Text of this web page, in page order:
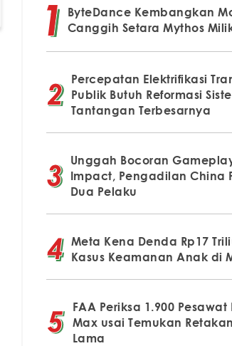
ByteDance Kembangkan
Canggih Setara Mythos
Percepatan Elektrifikasi
Publik Butuh Reformasi
Tantangan Terbesarnya
Unggah Bocoran
Impact, Pengadilan China
Dua Pelaku
Meta Kena Denda Rp17
Kasus Keamanan Anak di
FAA Periksa 1.900 Pesawat
Max usai Temukan
Lama